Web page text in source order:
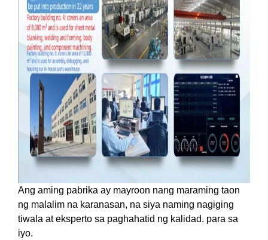
Ang aming pabrika ay mayroon nang maraming taon
ng malalim na karanasan, na siya naming nagiging
tiwala at eksperto sa paghahatid ng kalidad. para sa
iyo.